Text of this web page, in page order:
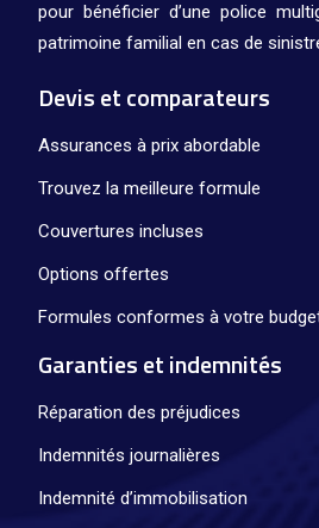
pour bénéficier d’une police
patrimoine familial en cas de
Devis et comparateurs
Assurances à prix abordable
Trouvez la meilleure formule
Couvertures incluses
Options offertes
Formules conformes à votre
Garanties et indemnités
Réparation des préjudices
Indemnités journalières
Indemnité d’immobilisation